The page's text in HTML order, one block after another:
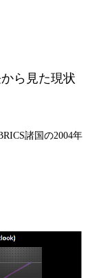
ら見た現状
諸国の2004年